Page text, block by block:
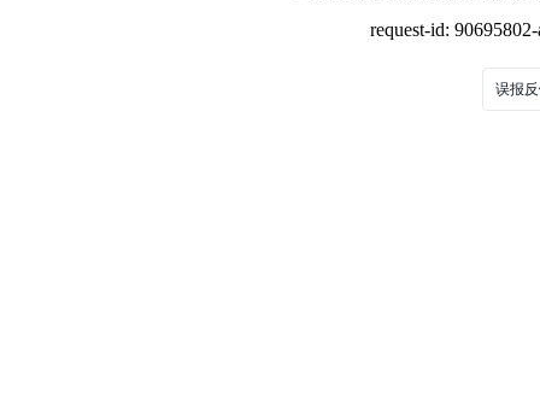
request-id:
误报